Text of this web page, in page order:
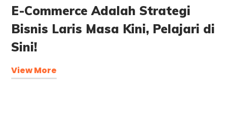
E-Commerce Adalah Strategi
Bisnis Laris Masa Kini, Pelajari di
Sini!
View More